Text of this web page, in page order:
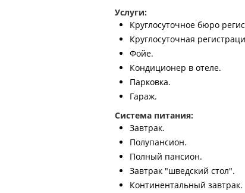
Услуги:
Круглосуточное бюро
Круглосуточная
Фойе.
Кондиционер в отеле.
Парковка.
Гараж.
Система питания:
Завтрак.
Полупансион.
Полный пансион.
Завтрак "шведский стол".
Континентальный завтрак.